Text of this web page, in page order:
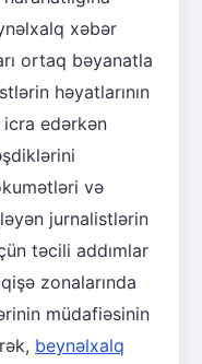
xəbər
ortaq bəyanatla
həyatlarının
edərkən
və
jurnalistlərin
təcili addımlar
zonalarında
müdafiəsinin
beynəlxalq